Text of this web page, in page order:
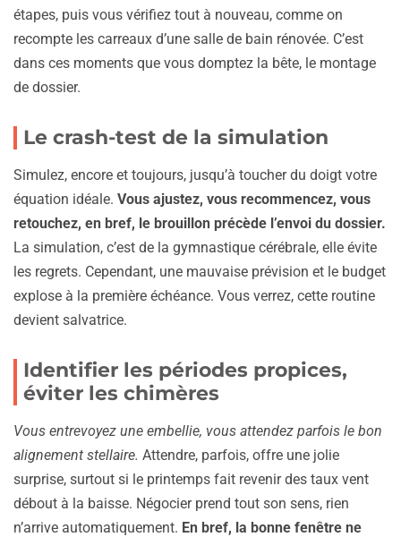
étapes, puis vous vérifiez tout à nouveau, comme on
recompte les carreaux d’une salle de bain rénovée. C’est
dans ces moments que vous domptez la bête, le montage
de dossier.
Le crash-test de la simulation
Simulez, encore et toujours, jusqu’à toucher du doigt votre
équation idéale. Vous ajustez, vous recommencez, vous
retouchez, en bref, le brouillon précède l’envoi du dossier.
La simulation, c’est de la gymnastique cérébrale, elle évite
les regrets. Cependant, une mauvaise prévision et le budget
explose à la première échéance. Vous verrez, cette routine
devient salvatrice.
Identifier les périodes propices,
éviter les chimères
Vous entrevoyez une embellie, vous attendez parfois le bon
alignement stellaire. Attendre, parfois, offre une jolie
surprise, surtout si le printemps fait revenir des taux vent
débout à la baisse. Négocier prend tout son sens, rien
n’arrive automatiquement. En bref, la bonne fenêtre ne